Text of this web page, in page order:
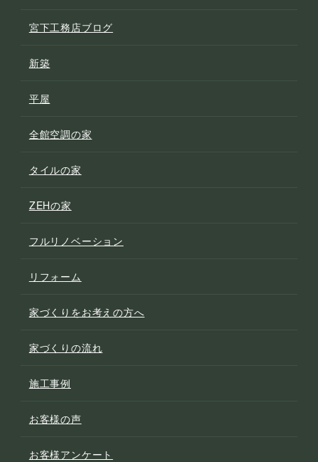
宮下工務店ブログ
新築
平屋
全館空調の家
タイルの家
ZEHの家
フルリノベーション
リフォーム
家づくりをお考えの方へ
家づくりの流れ
施工事例
お客様の声
お客様アンケート